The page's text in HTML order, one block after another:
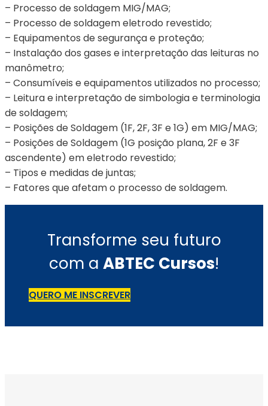
– Processo de soldagem MIG/MAG;
– Processo de soldagem eletrodo revestido;
– Equipamentos de segurança e proteção;
– Instalação dos gases e interpretação das leituras no
manômetro;
– Consumíveis e equipamentos utilizados no processo;
– Leitura e interpretação de simbologia e terminologia
de soldagem;
– Posições de Soldagem (1F, 2F, 3F e 1G) em MIG/MAG;
– Posições de Soldagem (1G posição plana, 2F e 3F
ascendente) em eletrodo revestido;
– Tipos e medidas de juntas;
– Fatores que afetam o processo de soldagem.
Transforme seu futuro
com a ABTEC Cursos!
QUERO ME INSCREVER